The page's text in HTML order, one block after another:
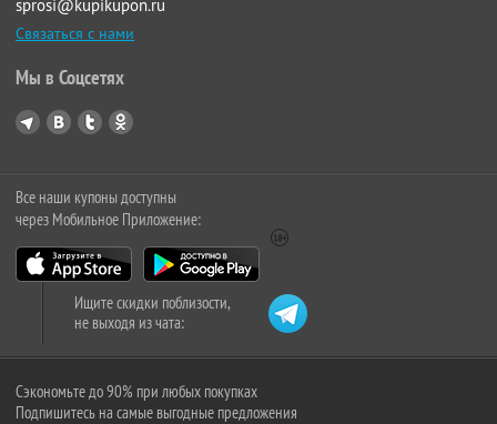
sprosi@kupikupon.ru
Связаться с нами
Мы в Соцсетях
Все наши купоны доступны
через Мобильное Приложение:
Ищите скидки поблизости,
не выходя из чата:
Сэкономьте до 90% при любых покупках
Подпишитесь на самые выгодные предложения